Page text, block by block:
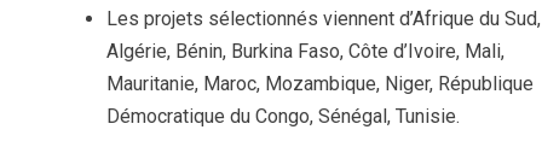
Les projets sélectionnés viennent d’Afrique du Sud,
Algérie, Bénin, Burkina Faso, Côte d’Ivoire, Mali,
Mauritanie, Maroc, Mozambique, Niger, République
Démocratique du Congo, Sénégal, Tunisie.